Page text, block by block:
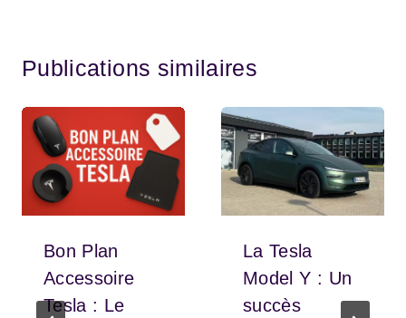
Publications similaires
Bon Plan
Accessoire
Tesla : Le
La Tesla
Model Y : Un
succès